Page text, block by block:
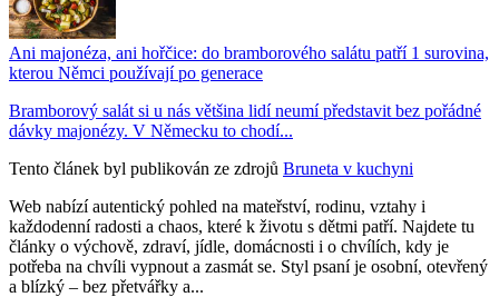
Ani majonéza, ani hořčice: do bramborového salátu patří 1 surovina,
kterou Němci používají po generace
Bramborový salát si u nás většina lidí neumí představit bez pořádné
dávky majonézy. V Německu to chodí...
Tento článek byl publikován ze zdrojů Bruneta v kuchyni
Web nabízí autentický pohled na mateřství, rodinu, vztahy i
každodenní radosti a chaos, které k životu s dětmi patří. Najdete tu
články o výchově, zdraví, jídle, domácnosti i o chvílích, kdy je
potřeba na chvíli vypnout a zasmát se. Styl psaní je osobní, otevřený
a blízký – bez přetvářky a...